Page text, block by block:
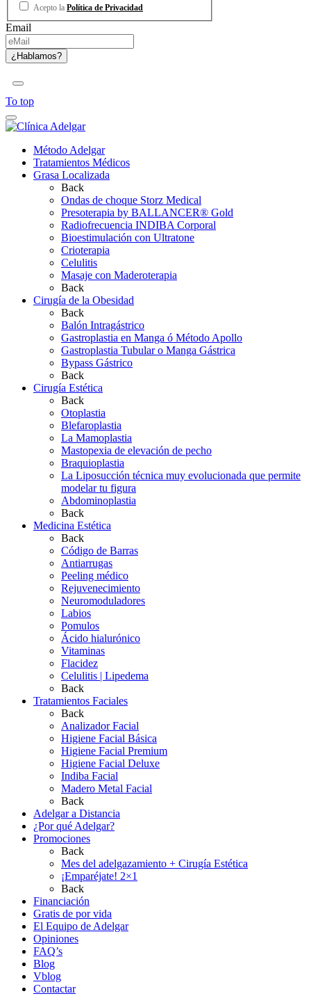
Acepto la Política de Privacidad
Email
To top
Método Adelgar
Tratamientos Médicos
Grasa Localizada
Back
Ondas de choque Storz Medical
Presoterapia by BALLANCER® Gold
Radiofrecuencia INDIBA Corporal
Bioestimulación con Ultratone
Crioterapia
Celulitis
Masaje con Maderoterapia
Back
Cirugía de la Obesidad
Back
Balón Intragástrico
Gastroplastia en Manga ó Método Apollo
Gastroplastia Tubular o Manga Gástrica
Bypass Gástrico
Back
Cirugía Estética
Back
Otoplastia
Blefaroplastia
La Mamoplastia
Mastopexia de elevación de pecho
Braquioplastia
La Liposucción técnica muy evolucionada que permite
modelar tu figura
Abdominoplastia
Back
Medicina Estética
Back
Código de Barras
Antiarrugas
Peeling médico
Rejuvenecimiento
Neuromoduladores
Labios
Pomulos
Ácido hialurónico
Vitaminas
Flacidez
Celulitis | Lipedema
Back
Tratamientos Faciales
Back
Analizador Facial
Higiene Facial Básica
Higiene Facial Premium
Higiene Facial Deluxe
Indiba Facial
Madero Metal Facial
Back
Adelgar a Distancia
¿Por qué Adelgar?
Promociones
Back
Mes del adelgazamiento + Cirugía Estética
¡Emparéjate! 2×1
Back
Financiación
Gratis de por vida
El Equipo de Adelgar
Opiniones
FAQ’s
Blog
Vblog
Contactar